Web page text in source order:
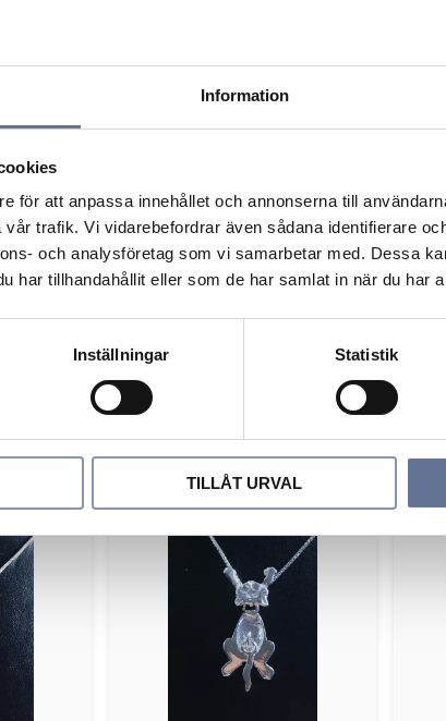
Information
för att anpassa innehållet och annonserna till
trafik. Vi vidarebefordrar även sådana identifierare
och analysföretag som vi samarbetar med. Dessa
har tillhandahållit eller som de har samlat in när du har
Inställningar Statistik
TILLÅT URVAL